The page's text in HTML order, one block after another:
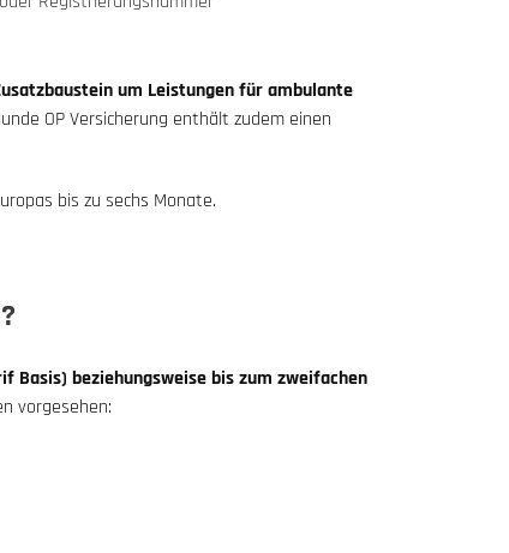
um Leistungen für ambulante
OP Versicherung enthält zudem einen
bis zu sechs Monate.
Basis) beziehungsweise bis zum zweifachen
vorgesehen: